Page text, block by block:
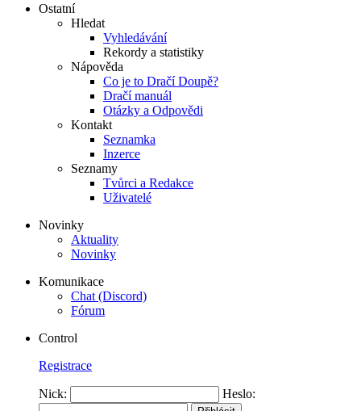
Ostatní
Hledat
Vyhledávání
Rekordy a statistiky
Nápověda
Co je to Dračí Doupě?
Dračí manuál
Otázky a Odpovědi
Kontakt
Seznamka
Inzerce
Seznamy
Tvůrci a Redakce
Uživatelé
Novinky
Aktuality
Novinky
Komunikace
Chat (Discord)
Fórum
Control
Registrace
Nick: Heslo: